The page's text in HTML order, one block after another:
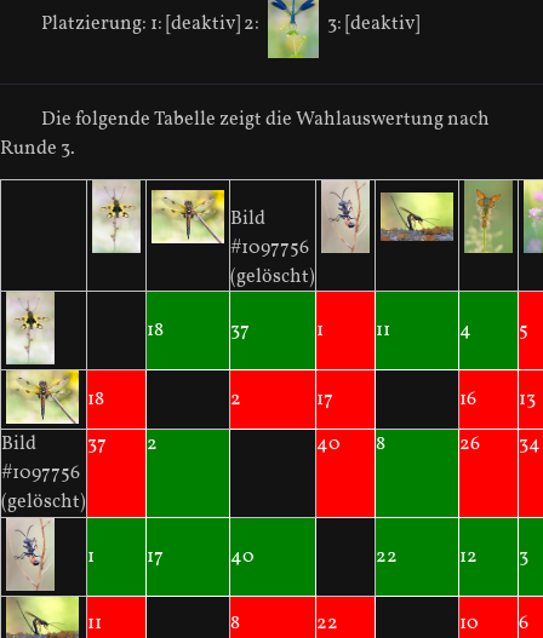
Platzierung: 1: [deaktiv] 2: 3: [deaktiv]
Die folgende Tabelle zeigt die Wahlauswertung nach
Runde 3.
Bild
#1097756
(gelöscht)
18
37 1 11 4 5
18 2 17 16
13
Bild
#1097756
(gelöscht)
37 2 40 8 26 34
1 17 40 22 12 3
11 8 22 10 6